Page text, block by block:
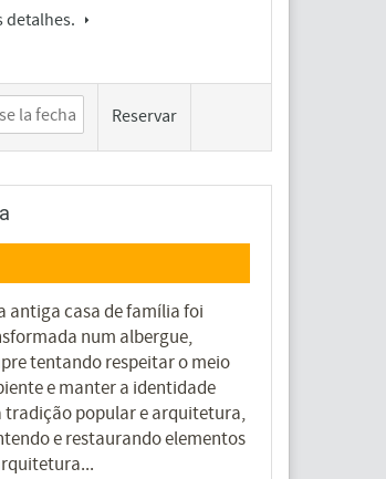
detalhes.
Reservar
antiga casa de família foi
num albergue,
tentando respeitar o meio
e manter a identidade
tradição popular e arquitetura,
e restaurando elementos